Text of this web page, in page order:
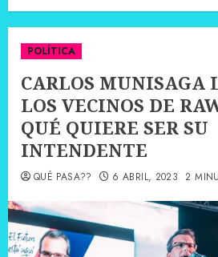
POLÍTICA
CARLOS MUNISAGA
LOS VECINOS DE
QUÉ QUIERE SER SU
INTENDENTE
QUÉ PASA?? 6 ABRIL, 2023 2